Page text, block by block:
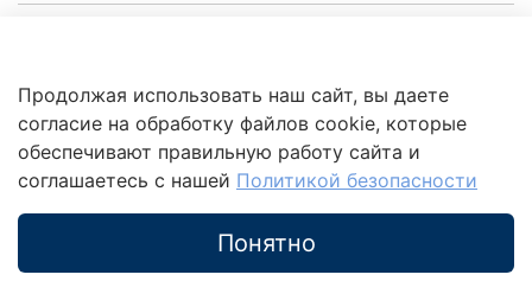
Клиентам
Это интересно
Продолжая использовать наш сайт, вы даете
согласие на обработку файлов cookie, которые
обеспечивают правильную работу сайта и
соглашаетесь с нашей Политикой безопасности
Понятно
обработки